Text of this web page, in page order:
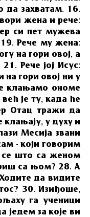
да захватам. 16.
жена и рече:
си пет мужева
Рече му жена:
на гори овој, а
Рече јој Исус:
гори овој ни у
клањамо ономе
је ту, када ће
Отац тражи да
клањају, у духу и
Месија звани
- који говорим
што са женом
са њом? 28. А
да видите
30. Изиђоше,
га ученици
једем за које ви